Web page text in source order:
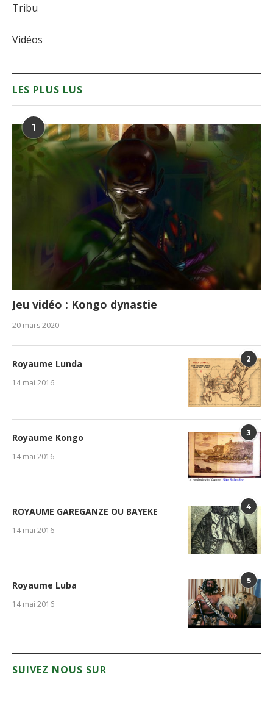
Tribu
Vidéos
LES PLUS LUS
1
Jeu vidéo : Kongo dynastie
20 mars 2020
2
Royaume Lunda
14 mai 2016
3
Royaume Kongo
14 mai 2016
4
ROYAUME GAREGANZE OU BAYEKE
14 mai 2016
5
Royaume Luba
14 mai 2016
SUIVEZ NOUS SUR